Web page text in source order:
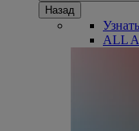
Назад
ALL